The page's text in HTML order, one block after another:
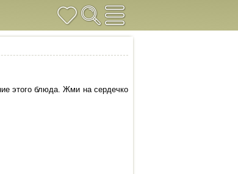
этого блюда. Жми на сердечко